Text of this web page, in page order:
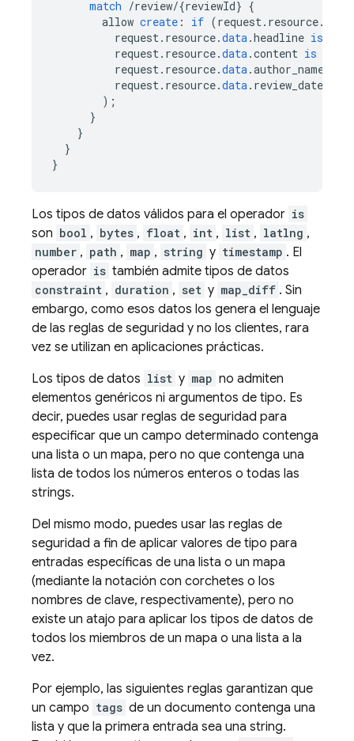
match /review/{reviewId} {
allow create : if (request. resource.
request. resource.data.headline is
request. resource.data.content is
request. resource.data.author_name
request. resource.data. review_date
);
}
}
}
}
Los tipos de datos válidos para el operador is
son bool , bytes , float , int , list , latlng ,
number , path , map , string y timestamp . El
operador is también admite tipos de datos
constraint , duration , set y map_diff . Sin
embargo, como esos datos los genera el lenguaje
de las reglas de seguridad y no los clientes, rara
vez se utilizan en aplicaciones prácticas.
Los tipos de datos list y map no admiten
elementos genéricos ni argumentos de tipo. Es
decir, puedes usar reglas de seguridad para
especificar que un campo determinado contenga
una lista o un mapa, pero no que contenga una
lista de todos los números enteros o todas las
strings.
Del mismo modo, puedes usar las reglas de
seguridad a fin de aplicar valores de tipo para
entradas específicas de una lista o un mapa
(mediante la notación con corchetes o los
nombres de clave, respectivamente), pero no
existe un atajo para aplicar los tipos de datos de
todos los miembros de un mapa o una lista a la
vez.
Por ejemplo, las siguientes reglas garantizan que
un campo tags de un documento contenga una
lista y que la primera entrada sea una string.